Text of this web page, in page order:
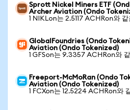
Sprott Nickel Miners ETF
Archer Aviation (Ondo
1 NIKLon는 2.5117 ACHRon와 같
GlobalFoundries (Ondo
Aviation (Ondo Tokenized)
1 GFSon는 9.3357 ACHRon와
Freeport-McMoRan (Ondo
Aviation (Ondo Tokenized)
1 FCXon는 12.5224 ACHRon와